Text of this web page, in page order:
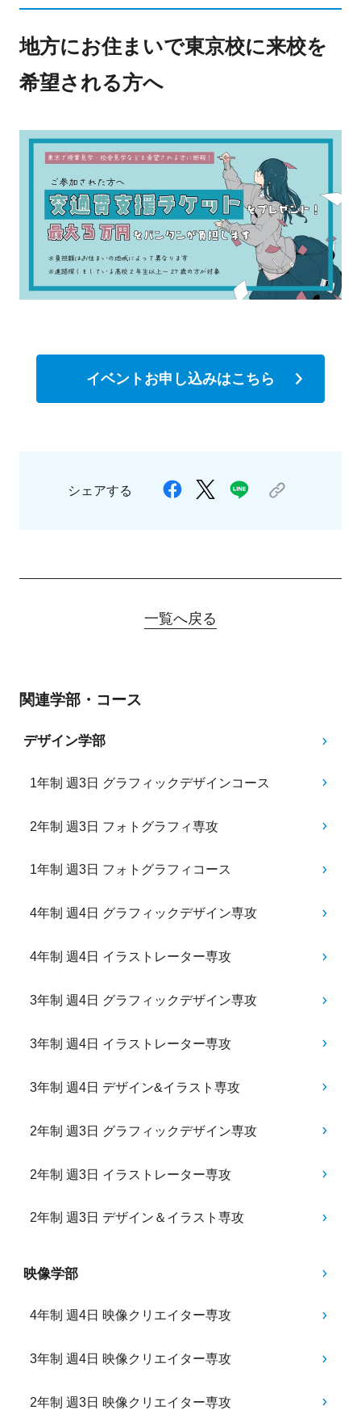
地方にお住まいで東京校に来校を
希望される方へ
イベントお申し込みはこちら
シェアする
一覧へ戻る
関連学部・コース
デザイン学部
1年制 週3日 グラフィックデザインコース
2年制 週3日 フォトグラフィ専攻
1年制 週3日 フォトグラフィコース
4年制 週4日 グラフィックデザイン専攻
4年制 週4日 イラストレーター専攻
3年制 週4日 グラフィックデザイン専攻
3年制 週4日 イラストレーター専攻
3年制 週4日 デザイン&イラスト専攻
2年制 週3日 グラフィックデザイン専攻
2年制 週3日 イラストレーター専攻
2年制 週3日 デザイン＆イラスト専攻
映像学部
4年制 週4日 映像クリエイター専攻
3年制 週4日 映像クリエイター専攻
2年制 週3日 映像クリエイター専攻